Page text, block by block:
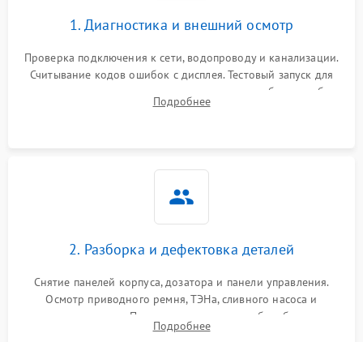
1. Диагностика и внешний осмотр
Проверка подключения к сети, водопроводу и канализации.
Считывание кодов ошибок с дисплея. Тестовый запуск для
выявления посторонних шумов, протечек или сбоев в работе
электронного модуля управления.
Подробнее
2. Разборка и дефектовка деталей
Снятие панелей корпуса, дозатора и панели управления.
Осмотр приводного ремня, ТЭНа, сливного насоса и
амортизаторов. Проверка подшипников барабана и
крестовины на износ, а манжеты люка на разрывы.
Подробнее